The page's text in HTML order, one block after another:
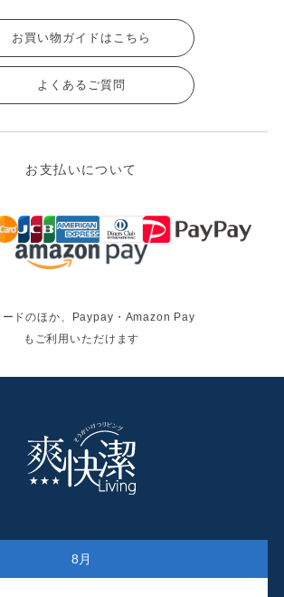
お買い物ガイドはこちら
よくあるご質問
お支払いについて
ードのほか、Paypay・Amazon Pay
もご利用いただけます
8月